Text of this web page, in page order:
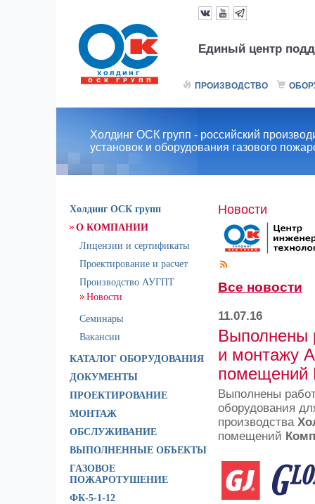
Единый центр
ПРОИЗВОДСТВО
Холдинг ОСК групп - российский
установок и оборудования газового
Холдинг ОСК групп
О КОМПАНИИ
Лицензии и сертификаты
Проектирование и расчет
Производство АУГПТ
Новости
Семинары
Вакансии
КАТАЛОГ ОБОРУДОВАНИЯ
ДОКУМЕНТЫ
ПРОЕКТИРОВАНИЕ
МОНТАЖ
ОБСЛУЖИВАНИЕ
ВЫПОЛНЕННЫЕ ОБЪЕКТЫ
ГАЗОВОЕ
ПОЖАРОТУШЕНИЕ
ФК-5-1-12
Новости
Все новости
11.07.16
Выполнены
и монтажу
помещений
Выполнены
оборудования
производства
помещений